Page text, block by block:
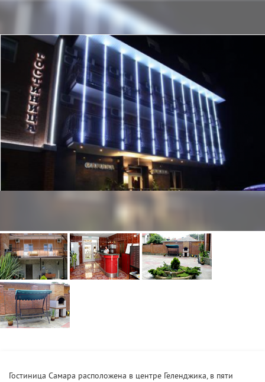
Гостиница Самара расположена в центре Геленджика, в пяти